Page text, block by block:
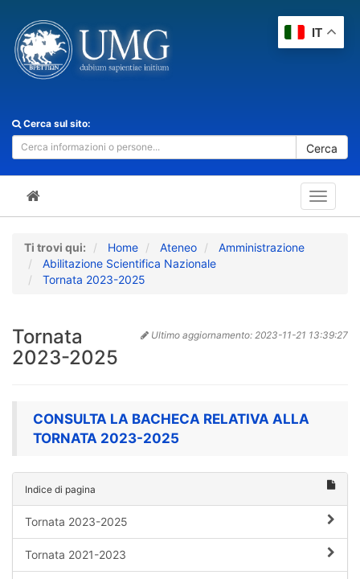
Cerca sul sito:
Cerca
Toggle
Ti trovi qui: Home Ateneo
Amministrazione
Abilitazione Scientifica Nazionale
Tornata 2023-2025
Ultimo aggiornamento: 2023-11-21 13:39:27
Tornata
2023-2025
CONSULTA LA BACHECA RELATIVA ALLA
TORNATA 2023-2025
Indice di pagina
Tornata 2023-2025
Tornata 2021-2023
IT